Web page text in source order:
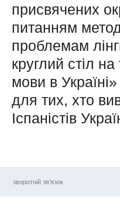
присвячених
питанням
проблемам
круглий стіл
мови в
для тих, хто
Іспаністів
зворотній зв’язок